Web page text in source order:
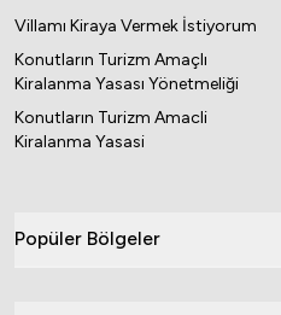
Villamı Kiraya Vermek İstiyorum
Konutların Turizm Amaçlı
Kiralanma Yasası Yönetmeliği
Konutların Turizm Amacli
Kiralanma Yasasi
Popüler Bölgeler